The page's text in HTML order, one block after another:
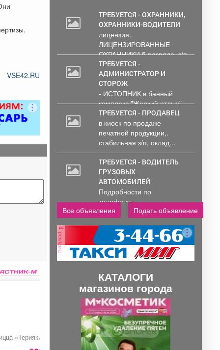
VSE42.RU
«Терияки» Пирог с курицей на
заказ
ТРЕБУЕТСЯ - ОХРАННИКИ,
ОХРАННИКИ-ВОДИТЕЛИ
лицензия..
ЛИЦЕНЗИРОВАННЫЕ
ОХРАННИКИ 5 разряда, з/п
от 33000 руб. 6...
ТРЕБУЕТСЯ -
АДМИНИСТРАТОР И
СТОРОЖ
- ИСТОПНИК в банный
комплекс "Жаркий отдых"
Администрирование и
тех....
ТРЕБУЕТСЯ - ПРОДАВЕЦ
в киоск по продаже
печатной продукции,.
стабильная з/п, оклад...
ТРЕБУЕТСЯ - ВОДИТЕЛЬ
ГРУЗОВЫХ
АВТОМОБИЛЕЙ
Подробности по
телефону..
Все объявления
Подать объявление
реклама
КАТАЛОГИ
магазинов города